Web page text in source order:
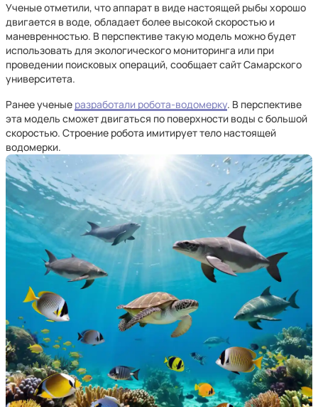
Ученые отметили, что аппарат в виде настоящей рыбы хорошо
двигается в воде, обладает более высокой скоростью и
маневренностью. В перспективе такую модель можно будет
использовать для экологического мониторинга или при
проведении поисковых операций, сообщает сайт Самарского
университета.
Ранее ученые разработали робота-водомерку. В перспективе
эта модель сможет двигаться по поверхности воды с большой
скоростью. Строение робота имитирует тело настоящей
водомерки.